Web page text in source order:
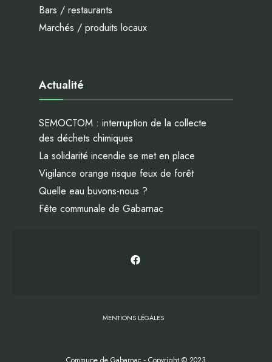
Bars / restaurants
Marchés / produits locaux
Actualité
SEMOCTOM : interruption de la collecte
des déchets chimiques
La solidarité incendie se met en place
Vigilance orange risque feux de forêt
Quelle eau buvons-nous ?
Fête communale de Gabarnac
MENTIONS LÉGALES